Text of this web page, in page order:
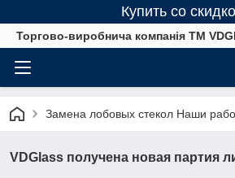
Купить со
Торгово-виробнича компанія ТМ
Замена лобовых стекол Наши
VDGlass получена новая партия